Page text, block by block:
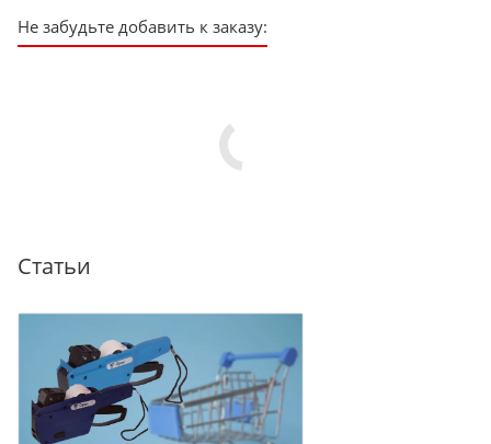
Не забудьте добавить к заказу:
Статьи